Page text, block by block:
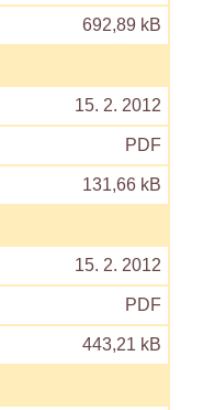
692,89 kB
15. 2. 2012
PDF
131,66 kB
15. 2. 2012
PDF
443,21 kB